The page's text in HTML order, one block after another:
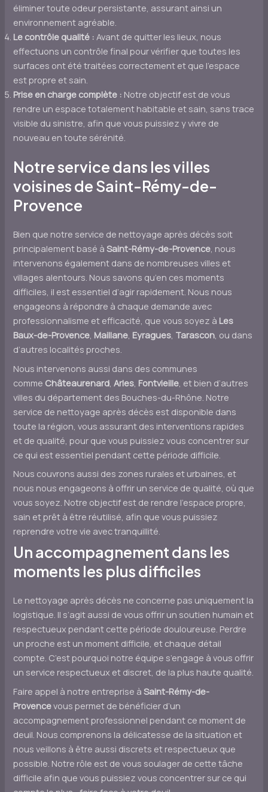
éliminer toute odeur persistante, assurant ainsi un
environnement agréable.
Le contrôle qualité : Avant de quitter les lieux, nous
effectuons un contrôle final pour vérifier que toutes les
surfaces ont été traitées correctement et que l’espace
est propre et sain.
Prise en charge complète : Notre objectif est de vous
rendre un espace totalement habitable et sain, sans trace
visible du sinistre, afin que vous puissiez y vivre de
nouveau en toute sérénité.
Notre service dans les villes
voisines deSaint-Rémy-de-
Provence
Bien que notre service de nettoyage après décès soit
principalement basé àSaint-Rémy-de-Provence, nous
intervenons également dans de nombreuses villes et
villages alentours. Nous savons qu’en ces moments
difficiles, il est essentiel d’agir rapidement. Nous nous
engageons à répondre à chaque demande avec
professionnalisme et efficacité, que vous soyez à Les
Baux-de-Provence, Maillane, Eyragues, Tarascon, ou dans
d’autres localités proches.
Nous intervenons aussi dans des communes
comme Châteaurenard ,Arles Fontvieille , et bien d’autres
villes du département des Bouches-du-Rhône. Notre
service de nettoyage après décès est disponible dans
toute la région, vous assurant des interventions rapides
et de qualité, pour que vous puissiez vous concentrer sur
ce qui est essentiel pendant cette période difficile.
Nous couvrons aussi des zones rurales et urbaines, et
nous nous engageons à offrir un service de qualité, où que
vous soyez. Notre objectif est de rendre l’espace propre,
sain et prêt à être réutilisé, afin que vous puissiez
reprendre votre vie avec tranquillité.
Un accompagnement dans les
moments les plus difficiles
Le nettoyage après décès ne concerne pas uniquement la
logistique. Il s’agit aussi de vous offrir un soutien humain et
respectueux pendant cette période douloureuse. Perdre
un proche est un moment difficile, et chaque détail
compte. C’est pourquoi notre équipe s’engage à vous offrir
un service respectueux et discret, de la plus haute qualité.
Faire appel à notre entreprise àSaint-Rémy-de-
Provencevous permet de bénéficier d’un
accompagnement professionnel pendant ce moment de
deuil. Nous comprenons la délicatesse de la situation et
nous veillons à être aussi discrets et respectueux que
possible. Notre rôle est de vous soulager de cette tâche
difficile afin que vous puissiez vous concentrer sur ce qui